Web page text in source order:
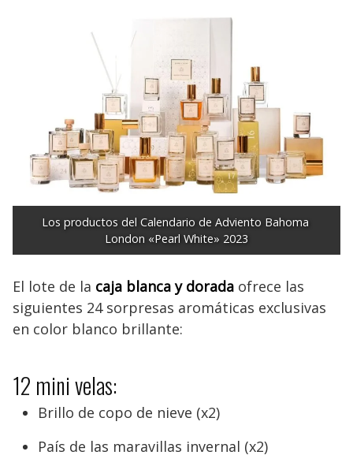
Los productos del Calendario de Adviento Bahoma
London «Pearl White» 2023
El lote de la caja blanca y dorada ofrece las
siguientes 24 sorpresas aromáticas exclusivas
en color blanco brillante:
12 mini velas:
Brillo de copo de nieve (x2)
País de las maravillas invernal (x2)